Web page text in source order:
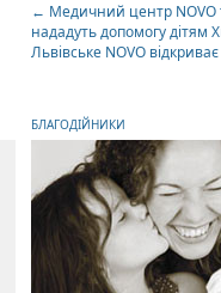
← Медичний центр NOVO
нададуть допомогу дітям
Львівське NOVO
БЛАГОДІЙНИКИ